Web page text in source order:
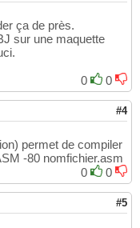
ça de près.
sur une maquette
0
0
#4
permet de compiler
-80 nomfichier.asm
0
0
#5